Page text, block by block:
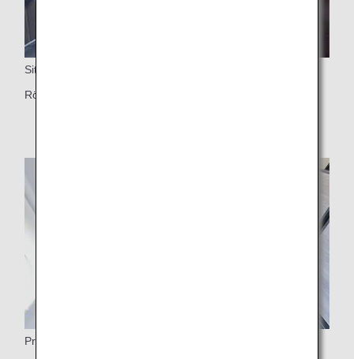
Sittplatspar
Rörlig skiljevägg mellan två säten
Privat utrymme